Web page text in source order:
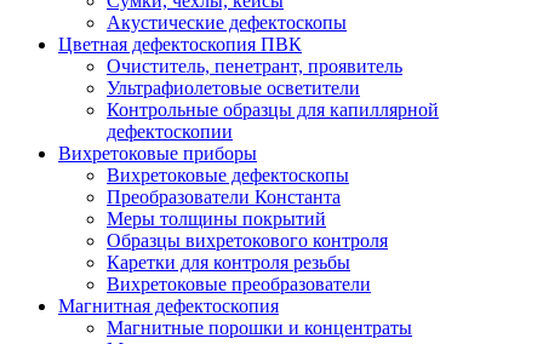
Акустические дефектоскопы
Цветная дефектоскопия ПВК
Очиститель, пенетрант, проявитель
Ультрафиолетовые осветители
Контрольные образцы для капиллярной
дефектоскопии
Вихретоковые приборы
Вихретоковые дефектоскопы
Преобразователи Константа
Меры толщины покрытий
Образцы вихретокового контроля
Каретки для контроля резьбы
Вихретоковые преобразователи
Магнитная дефектоскопия
Магнитные порошки и концентраты